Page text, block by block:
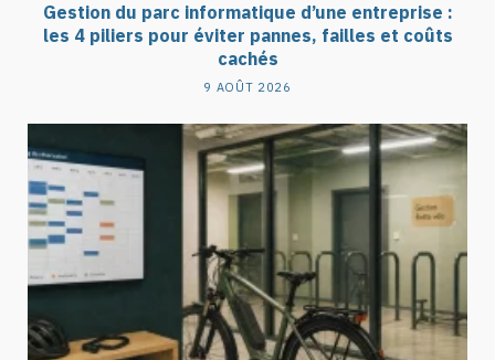
Gestion du parc informatique d’une entreprise :
les 4 piliers pour éviter pannes, failles et coûts
cachés
9 AOÛT 2026